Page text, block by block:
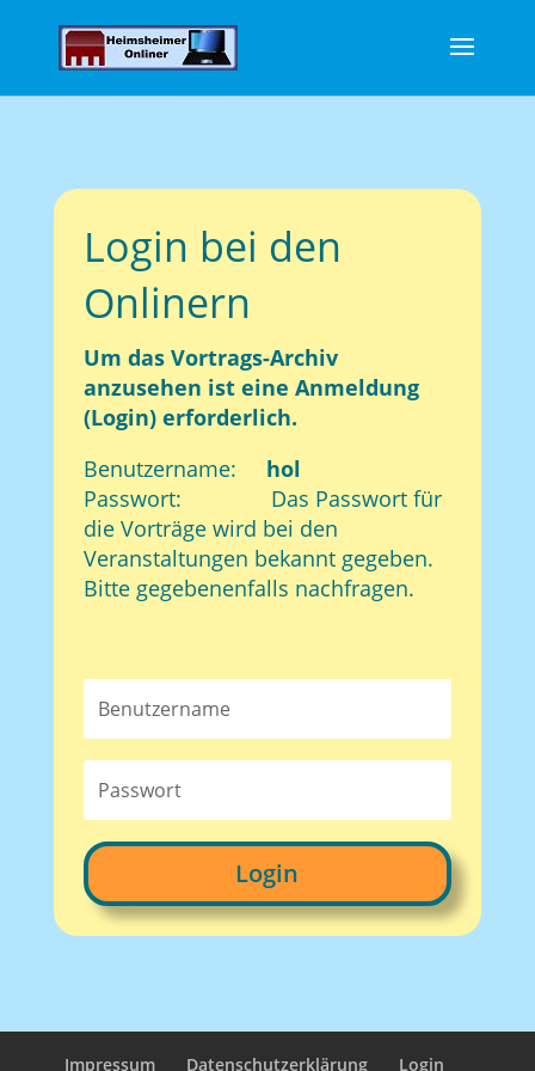
Login bei den
Onlinern
Um das Vortrags-Archiv
anzusehen ist eine Anmeldung
(Login) erforderlich.
Benutzername:
hol
Passwort: Das Passwort für
die Vorträge wird bei den
Veranstaltungen bekannt gegeben.
Bitte gegebenenfalls nachfragen.
Login
Impressum Datenschutzerklärung Login